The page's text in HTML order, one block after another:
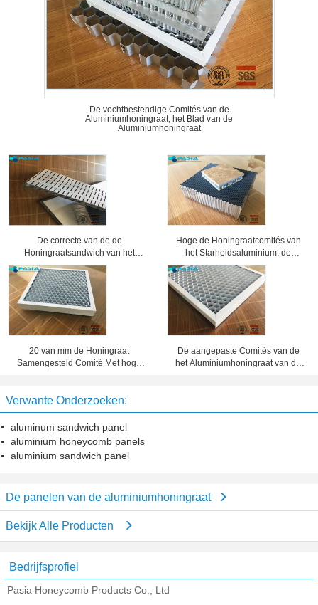
De vochtbestendige Comités van de
Aluminiumhoningraat, het Blad van de
Aluminiumhoningraat
De correcte van de de
Honingraatsandwich van het
Bewijsaluminium Bewerkte
Oppervlaktebehandeling Comités
Hoge de Honingraatcomités van
het Starheidsaluminium, de
Comités van de Honingraatkern 25
Mm-Dikte
20 van mm de Honingraat
Samengesteld Comité Met hoge
De aangepaste Comités van de
het Aluminiumhoningraat van de
Verwante Onderzoeken:
aluminum sandwich panel
aluminium honeycomb panels
aluminium sandwich panel
De panelen van de aluminiumhoningraat
Bekijk Alle Producten
Bedrijfsprofiel
Pasia Honeycomb Products Co., Ltd